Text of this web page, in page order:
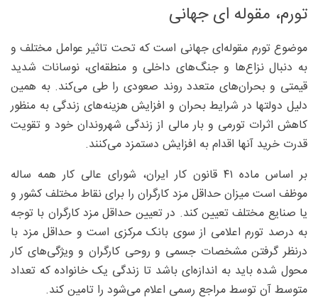
تورم، مقوله ای جهانی
موضوع تورم مقوله‌ای جهانی است که تحت تاثیر عوامل مختلف و
به دنبال نزاع‌ها و جنگ‌های داخلی و منطقه‌ای، نوسانات شدید
قیمتی و بحران‌های متعدد روند صعودی را طی می‌کند. به همین
دلیل دولتها در شرایط بحران و افزایش هزینه‌های زندگی به منظور
کاهش اثرات تورمی و بار مالی از زندگی شهروندان خود و تقویت
قدرت خرید آنها اقدام به افزایش دستمزد می‌کنند.
بر اساس ماده ۴۱ قانون کار ایران، شورای عالی کار همه ساله
موظف است میزان حداقل مزد کارگران را برای نقاط مختلف کشور و
یا صنایع مختلف تعیین کند. در تعیین حداقل مزد کارگران با توجه
به درصد تورم اعلامی از سوی بانک مرکزی است و حداقل مزد با
درنظر گرفتن مشخصات جسمی و روحی کارگران و ویژگی‌های کار
محول شده باید به اندازه‌ای باشد تا زندگی یک خانواده که تعداد
متوسط آن توسط مراجع رسمی اعلام می‌شود را تامین کند.